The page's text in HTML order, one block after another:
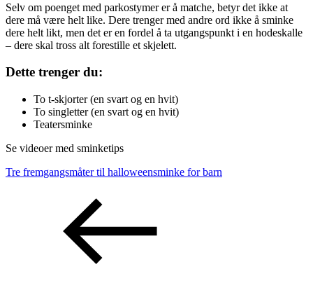
Selv om poenget med parkostymer er å matche, betyr det ikke at
dere må være helt like. Dere trenger med andre ord ikke å sminke
dere helt likt, men det er en fordel å ta utgangspunkt i en hodeskalle
– dere skal tross alt forestille et skjelett.
Dette trenger du:
To t-skjorter (en svart og en hvit)
To singletter (en svart og en hvit)
Teatersminke
Se videoer med sminketips
Tre fremgangsmåter til halloweensminke for barn